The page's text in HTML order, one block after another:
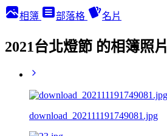
相簿 部落格 名片
2021台北燈節 的相簿照片
download_202111191749081.jpg